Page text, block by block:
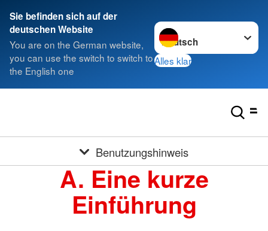
Sie befinden sich auf der
deutschen Website
You are on the German website,
you can use the switch to switch to
the English one
Sprache wechseln zu
Alles klar
Benutzungshinweis
A. Eine kurze
Einführung